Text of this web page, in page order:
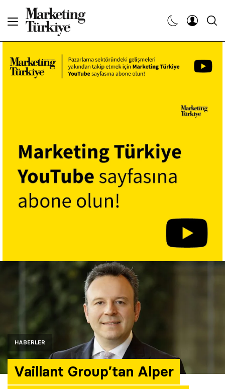
HABERLER
Vaillant Group’tan Alper
Haberler
Etkinlikler
Söyleşiler
Kariyer
Araştırma